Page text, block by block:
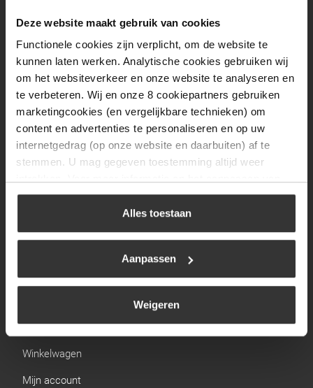
Deze website maakt gebruik van cookies
Functionele cookies zijn verplicht, om de website te
kunnen laten werken. Analytische cookies gebruiken wij
om het websiteverkeer en onze website te analyseren en
te verbeteren. Wij en onze 8 cookiepartners gebruiken
marketingcookies (en vergelijkbare technieken) om
content en advertenties te personaliseren en op uw
internetgedrag (op onze website en daarbuiten) af te
stemmen. U mag gegeven toestemming altijd weer
uw keuze op onze website verwijzen wij u naar ons
Alles toestaan
Aanpassen
Weigeren
Donderdag
08:00 tot 17:00
Vrijdag
08:00 tot 17:00
Zaterdag
09:30 tot 12:00
Zondag
Gesloten
Navigatie
BBQ
Brandstoffen
Verwarming
Links
Winkelwagen
Mijn account